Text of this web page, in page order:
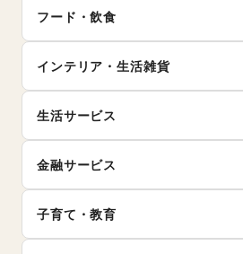
レディースファッション
ユニセックス
インナー・ルームウェア
キッズ・ベビー・マタニティ
スポーツ
シーズナルウェア
腕時計
靴
バッグ・革小物
ファッション雑貨
和服・着物
フード・飲食
和菓子
パン
お弁当・惣菜
軽食・ホットスナック
コーヒー・紅茶
その他飲料
食材・調味料
物産展・マルシェ
インテリア・生活雑貨
寝具・ベッド
家具・家電
キッチン雑貨・調理器具
掃除用品・生活便利品
文房具
手芸・ハンドメイド
生活サービス
インターネット・プロバイダ
電気・ガス
ウォーターサーバー
ハウスクリーニング・家事代行
定期宅配
金融サービス
保険
銀行
子育て・教育